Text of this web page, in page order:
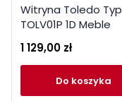
Witryna Toledo Typ
TOLV01P 1D Meble
1 129,00 zł
do koszyka